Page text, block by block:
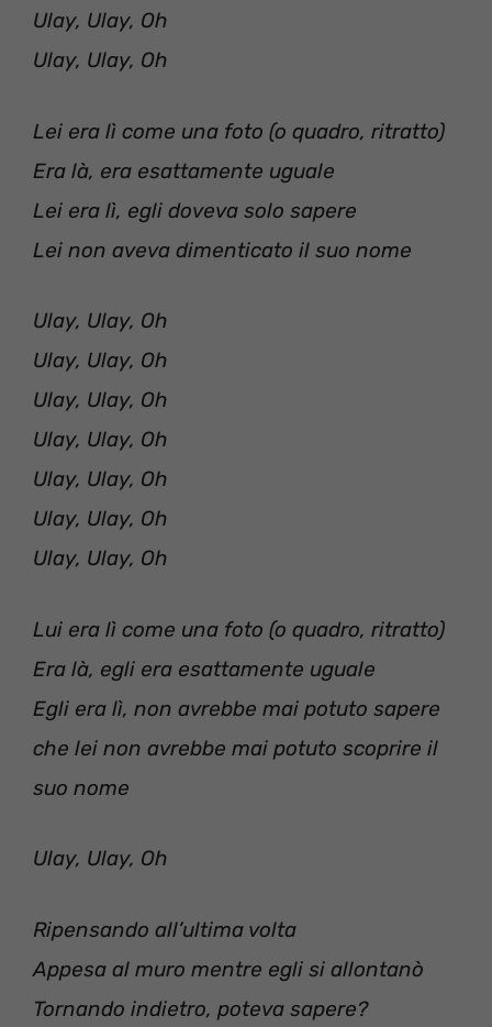
Ulay, Ulay, Oh
Ulay, Ulay, Oh
Lei era lì come una foto (o quadro, ritratto)
Era là, era esattamente uguale
Lei era lì, egli doveva solo sapere
Lei non aveva dimenticato il suo nome
Ulay, Ulay, Oh
Ulay, Ulay, Oh
Ulay, Ulay, Oh
Ulay, Ulay, Oh
Ulay, Ulay, Oh
Ulay, Ulay, Oh
Ulay, Ulay, Oh
Lui era lì come una foto (o quadro, ritratto)
Era là, egli era esattamente uguale
Egli era lì, non avrebbe mai potuto sapere
che lei non avrebbe mai potuto scoprire il
suo nome
Ulay, Ulay, Oh
Ripensando all’ultima volta
Appesa al muro mentre egli si allontanò
Tornando indietro, poteva sapere?